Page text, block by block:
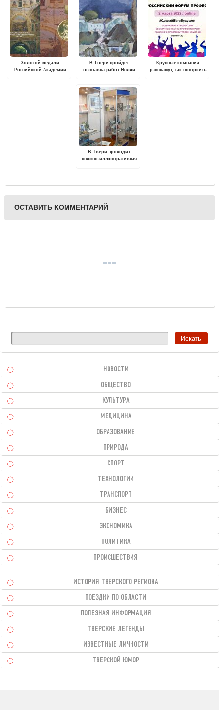
Золотой медали
Российской Академии
В Твери пройдет
выставка работ Нэлли
Крупные компании
расскажут, как построить
В Твери проходит
книжно-иллюстративная
ОСТАВИТЬ КОММЕНТАРИЙ
НОВОСТИ
ОБЩЕСТВО
КУЛЬТУРА
МЕДИЦИНА
ОБРАЗОВАНИЕ
ПРИРОДА
СПОРТ
ТЕХНОЛОГИИ
ТРАНСПОРТ
БИЗНЕС
ЭКОНОМИКА
ПОЛИТИКА
ПРОИСШЕСТВИЯ
ИСТОРИЯ ТВЕРСКОГО РЕГИОНА
ПОЕЗДКИ ПО ОБЛАСТИ
ПОЛЕЗНАЯ ИНФОРМАЦИЯ
ТВЕРСКИЕ ЛЕГЕНДЫ
ИЗВЕСТНЫЕ ЛИЧНОСТИ
ТВЕРСКОЙ ЮМОР